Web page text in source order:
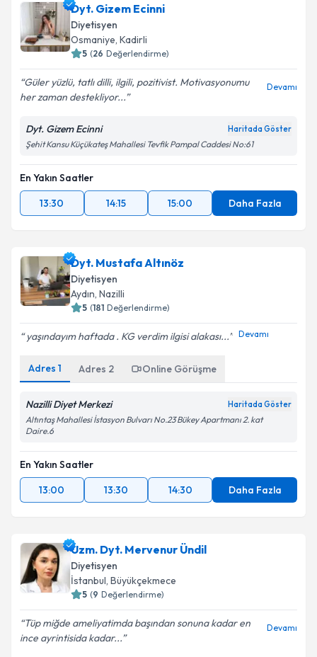
Dyt. Gizem Ecinni
Diyetisyen
Osmaniye, Kadirli
5 (26 Değerlendirme)
Güler yüzlü, tatlı dilli, ilgili, pozitivist. Motivasyonumu
her zaman destekliyor...
Devamı
Dyt. Gizem Ecinni Haritada Göster
Şehit Kansu Küçükateş Mahallesi Tevfik Pampal Caddesi No:61
En Yakın Saatler
13:30
14:15 15:00 Daha Fazla
Dyt. Mustafa Altınöz
Diyetisyen
Aydın, Nazilli
5 (181 Değerlendirme)
yaşındayım haftada . KG verdim ilgisi alakası... Devamı
Adres 1 Adres 2 Online Görüşme
Nazilli Diyet Merkezi Haritada Göster
Altıntaş Mahallesi İstasyon Bulvarı No.23 Bükey Apartmanı 2. kat
Daire.6
En Yakın Saatler
13:00
13:30 14:30 Daha Fazla
Uzm. Dyt. Mervenur Ündil
Diyetisyen
İstanbul, Büyükçekmece
5 (9 Değerlendirme)
Tüp miğde ameliyatimda başından sonuna kadar en
ince ayrintisida kadar...
Devamı